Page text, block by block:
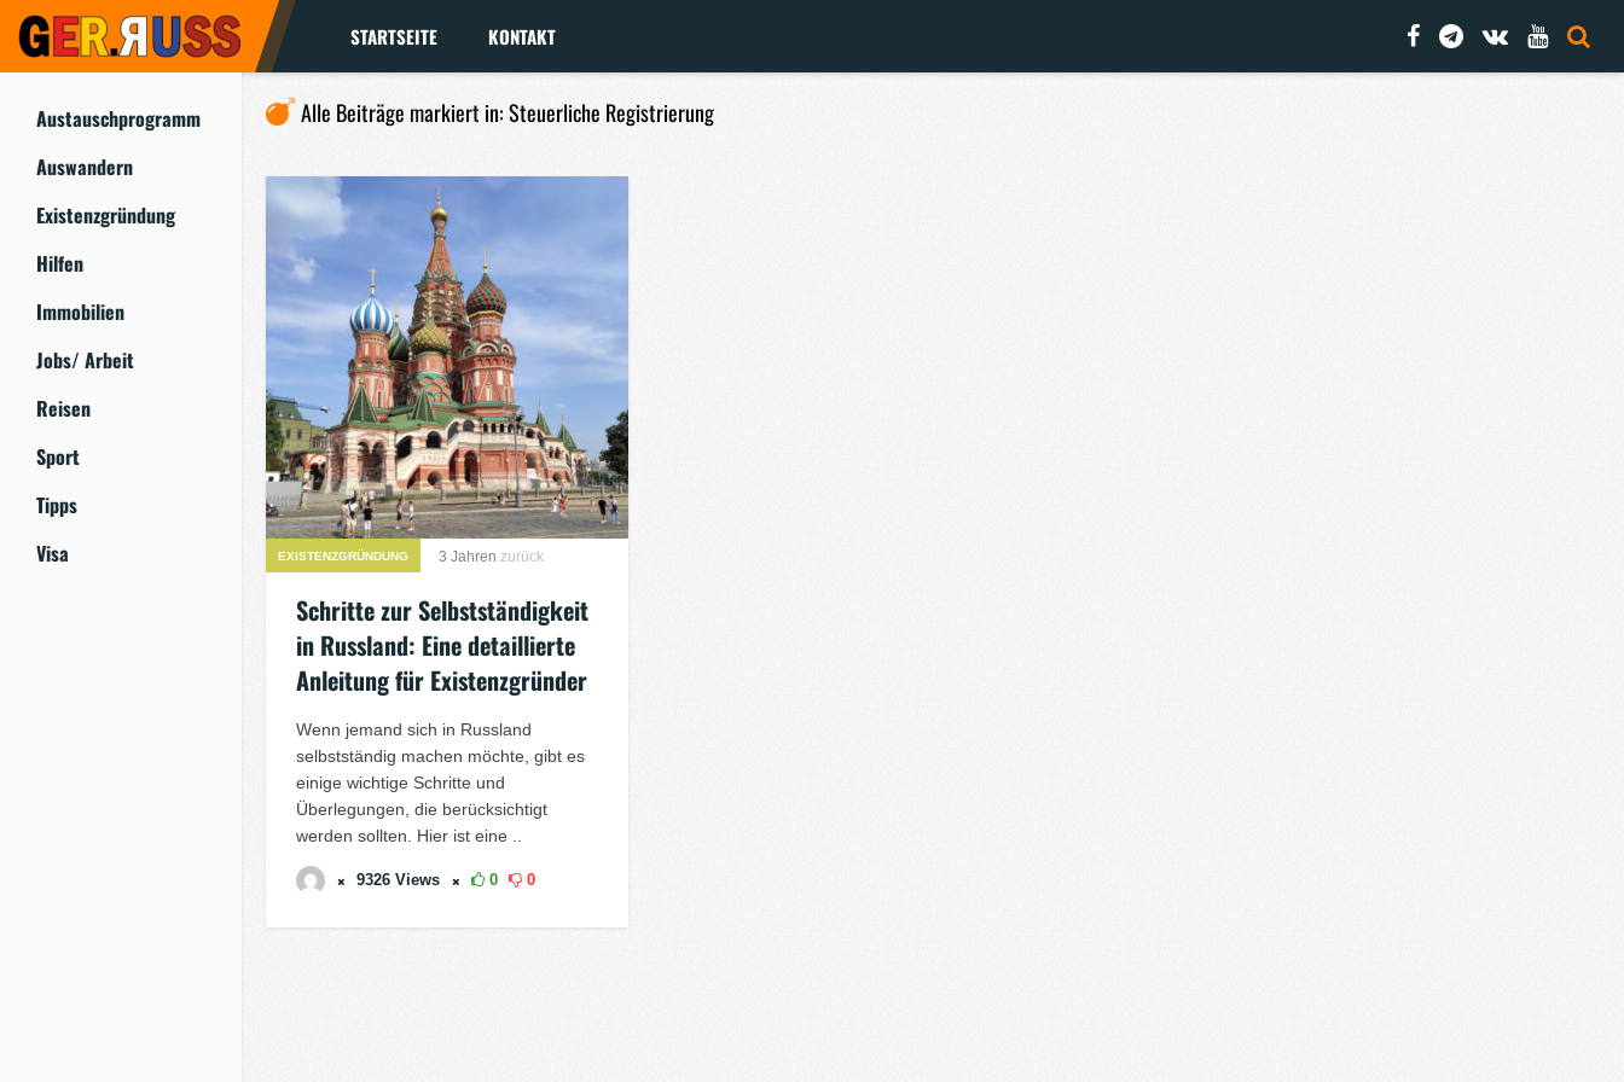
STARTSEITE KONTAKT
Austauschprogramm
Auswandern
Existenzgründung
Hilfen
Immobilien
Jobs/ Arbeit
Reisen
Sport
Tipps
Visa
Alle Beiträge markiert in: Steuerliche Registrierung
EXISTENZGRÜNDUNG 3 Jahren zurück
Schritte zur Selbstständigkeit
in Russland: Eine detaillierte
Anleitung für Existenzgründer
Wenn jemand sich in Russland
selbstständig machen möchte, gibt es
einige wichtige Schritte und
Überlegungen, die berücksichtigt
werden sollten. Hier ist eine ..
9326 Views 0 0